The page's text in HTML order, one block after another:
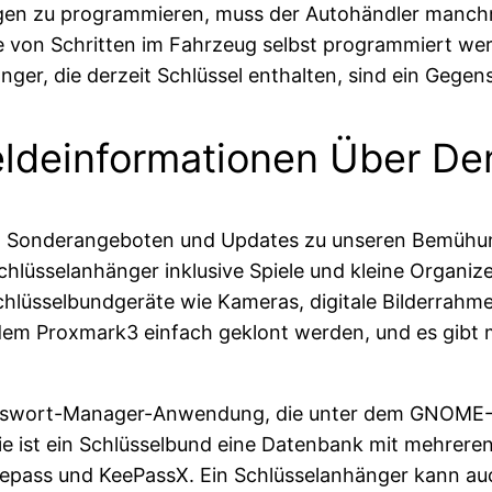
zu programmieren, muss der Autohändler
Schritten im Fahrzeug selbst programmiert
die derzeit Schlüssel enthalten, sind ein
Über
und Updates zu unseren
inklusive Spiele und kleine
wie Kameras, digitale
Proxmark3 einfach geklont werden, und es gibt
Manager-Anwendung, die unter dem
ein Schlüsselbund eine Datenbank mit
und KeePassX. Ein Schlüsselanhänger kann